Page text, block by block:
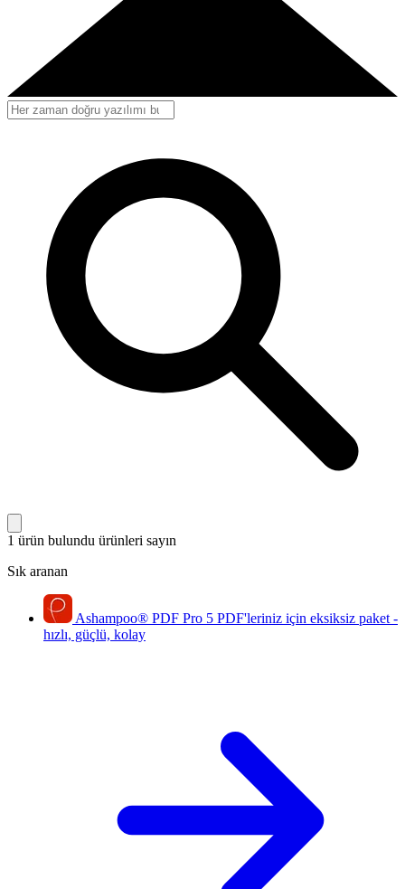
1 ürün bulundu ürünleri sayın
Sık aranan
Ashampoo® PDF Pro 5 PDF'leriniz için eksiksiz paket -
hızlı, güçlü, kolay